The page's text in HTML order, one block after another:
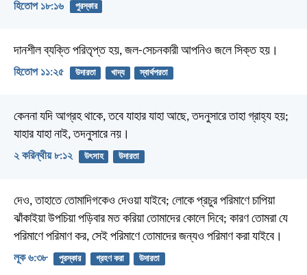
হিতোপ ১৮:১৬ পুরস্কার
দানশীল ব্যক্তি পরিতৃপ্ত হয়, জল-সেচনকারী আপনিও জলে সিক্ত হয়।
হিতোপ ১১:২৫ উদারতা খাদ্য স্বার্থপরতা
কেননা যদি আগ্রহ থাকে, তবে যাহার যাহা আছে, তদনুসারে তাহা গ্রাহ্য হয়;
যাহার যাহা নাই, তদনুসারে নয়।
২ করিন্থীয় ৮:১২ উৎসাহ উদারতা
দেও, তাহাতে তোমাদিগকেও দেওয়া যাইবে; লোকে প্রচুর পরিমাণে চাপিয়া
ঝাঁকাইয়া উপচিয়া পড়িবার মত করিয়া তোমাদের কোলে দিবে; কারণ তোমরা যে
পরিমাণে পরিমাণ কর, সেই পরিমাণে তোমাদের জন্যও পরিমাণ করা যাইবে।
লূক ৬:৩৮ পুরস্কার গ্রহণ করা উদারতা